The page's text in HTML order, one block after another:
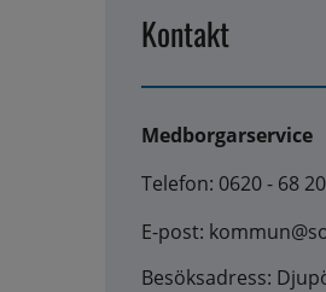
Kontakt
Medborgarservice
Telefon: 0620 - 68
E-post:
Besöksadress: